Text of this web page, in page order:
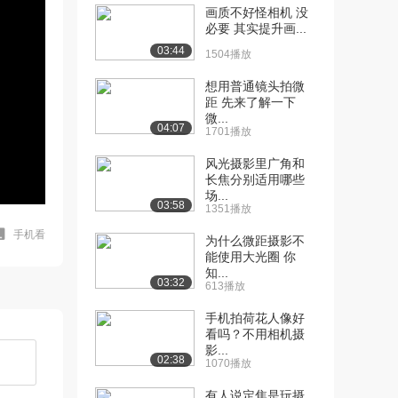
手机看
03:44
画质不好怪相机 没
必要 其实提升画...
1504播放
04:07
想用普通镜头拍微
距 先来了解一下
微...
1701播放
03:58
风光摄影里广角和
长焦分别适用哪些
场...
1351播放
03:32
为什么微距摄影不
能使用大光圈 你
知...
613播放
02:38
手机拍荷花人像好
看吗？不用相机摄
影...
1070播放